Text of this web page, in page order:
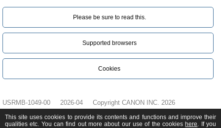
Please be sure to read this.‎
Supported browsers
Cookies
USRMB-1049-00 2026-04 Copyright CANON INC. 2026
This site uses cookies to provide its contents and functions and improve their
qualities etc. You can find out more about our use of the cookies here. If you